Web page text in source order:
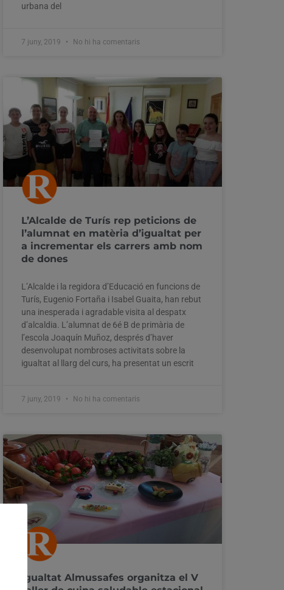
urbana del
7 juny, 2019 No hi ha comentaris
L’Alcalde de Turís rep peticions de
l’alumnat en matèria d’igualtat per
a incrementar els carrers amb nom
de dones
L’Alcalde i la regidora d’Educació en funcions de
Turís, Eugenio Fortaña i Isabel Guaita, han rebut
una inesperada i agradable visita al despatx
d’alcaldia. L’alumnat de 6é B de primària de
l’escola Joaquín Muñoz, després d’haver
desenvolupat nombroses activitats sobre la
igualtat al llarg del curs, ha presentat un escrit
7 juny, 2019 No hi ha comentaris
Igualtat Almussafes organitza el V